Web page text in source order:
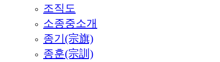
조직도
소종중소개
종기(宗旗)
종훈(宗訓)